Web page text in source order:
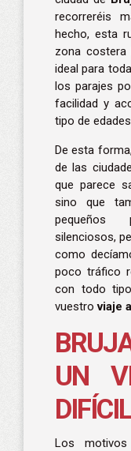
recorreréis
hecho, esta
zona costera
ideal para
los parajes
facilidad y
tipo de
De esta
de las
que parece
sino que
pequeños
silenciosos,
como
poco tráfico
con todo
vuestro viaje
UN
Los